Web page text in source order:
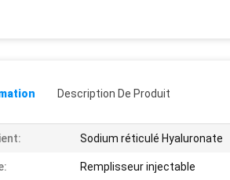
Description De Produit
Sodium réticulé Hyaluronate
Remplisseur injectable